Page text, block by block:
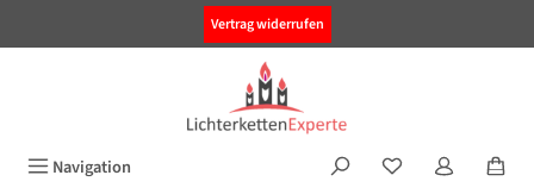
Vertrag widerrufen
Navigation